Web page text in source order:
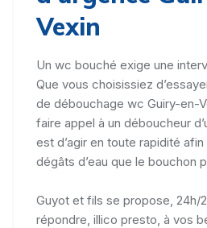
Vexin
Un wc bouché exige une
Que vous choisissiez
de débouchage wc Guiry-en-
faire appel à un déboucheur
est d’agir en toute rapidité
dégâts d’eau que le bouchon
Guyot et fils se propose, 24h/
répondre, illico presto, à vos